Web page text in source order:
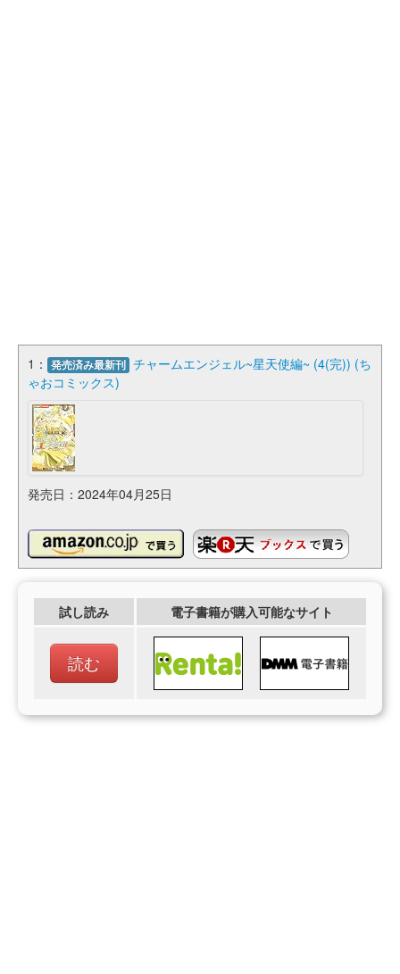
1： 発売済み最新刊 チャームエンジェル~星天使編~ (4(完)) (ち
ゃおコミックス)
発売日：2024年04月25日
試し読み 電子書籍が購入可能なサイト
読む